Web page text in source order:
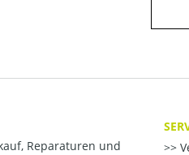
Reparaturen und